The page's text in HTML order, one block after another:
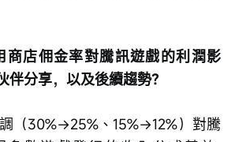
商店佣金率對騰訊遊戲的利潤影
伴分享，以及後續趨勢？
（30%→25%、15%→12%）對騰